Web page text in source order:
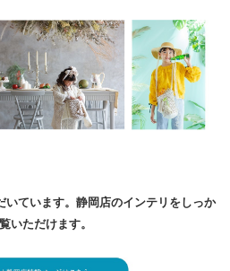
いています。静岡店のインテリをしっか
いただけます。